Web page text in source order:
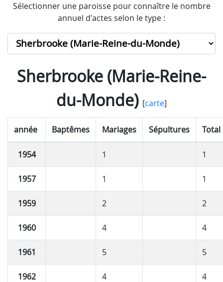
Sélectionner une paroisse pour connaître le nombre
annuel d'actes selon le type :
Sherbrooke (Marie-Reine-
du-Monde)[carte]
année Baptêmes Mariages Sépultures Total
1954 1 1
1957 1 1
1959 2 2
1960 4 4
1961 5 5
1962 4 4